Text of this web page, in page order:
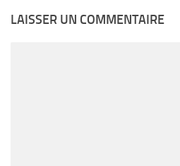
LAISSER UN COMMENTAIRE